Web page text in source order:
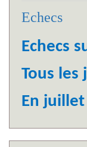
Echecs
Echecs
Tous les
En